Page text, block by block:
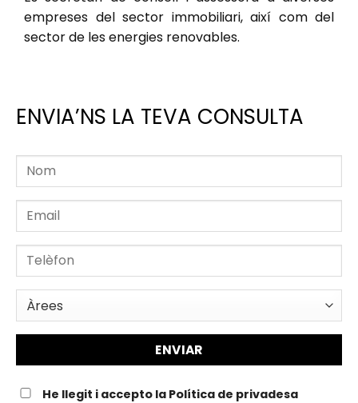
empreses del sector immobiliari, així com del
sector de les energies renovables.
ENVIA’NS LA TEVA CONSULTA
He llegit i accepto la Política de privadesa